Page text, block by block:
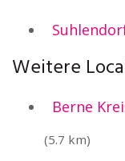
Weitere
Berne
(5.7 km)